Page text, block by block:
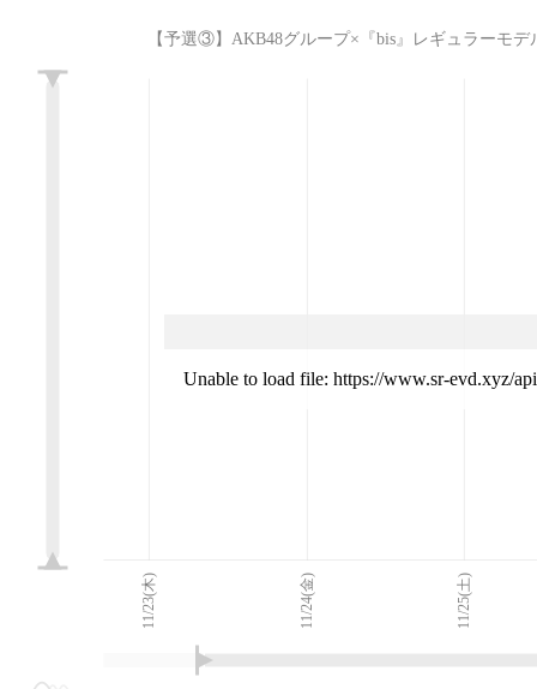
【予選③】AKB48グループ×『bis』レギュラーモデ
11/22(水)
11/23(木) 11/24(金) 11/25(土)
11/30(木)
Unable to load file: https://www.sr-evd.xyz/